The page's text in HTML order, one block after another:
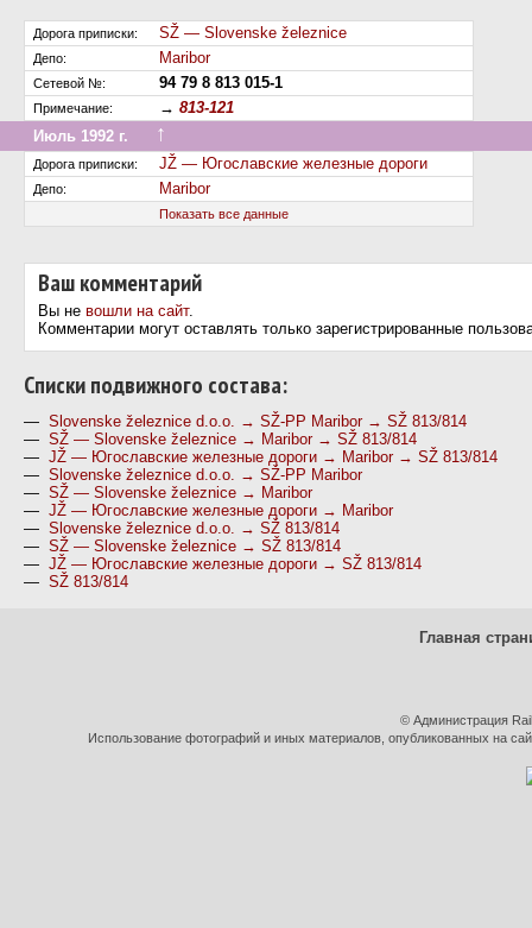
Дорога приписки: SŽ — Slovenske železnice
Депо: Maribor
Сетевой №: 94 79 8 813 015-1
Примечание: → 813-121
Июль 1992 г.
↑
Дорога приписки: JŽ — Югославские железные дороги
Депо: Maribor
Показать все данные
Ваш комментарий
Вы не вошли на сайт.
Комментарии могут оставлять только зарегистрированные
Cписки подвижного состава:
— Slovenske železnice d.o.o. → SŽ-PP Maribor → SŽ 813/814
— SŽ — Slovenske železnice → Maribor → SŽ 813/814
— JŽ — Югославские железные дороги → Maribor → SŽ 813/814
— Slovenske železnice d.o.o. → SŽ-PP Maribor
— SŽ — Slovenske železnice → Maribor
— JŽ — Югославские железные дороги → Maribor
— Slovenske železnice d.o.o. → SŽ 813/814
— SŽ — Slovenske železnice → SŽ 813/814
— JŽ — Югославские железные дороги → SŽ 813/814
— SŽ 813/814
Главная
© Администрация
Использование фотографий и иных материалов, опубликованных на